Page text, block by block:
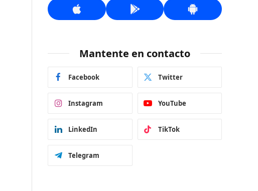
Mantente en contacto
Facebook Twitter
Instagram YouTube
LinkedIn TikTok
Telegram